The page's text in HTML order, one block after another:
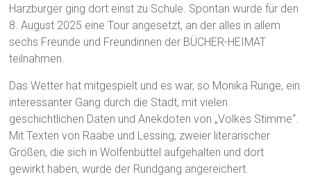
Harzburger ging dort einst zu Schule. Spontan wurde für den
8. August 2025 eine Tour angesetzt, an der alles in allem
sechs Freunde und Freundinnen der BÜCHER-HEIMAT
teilnahmen.
Das Wetter hat mitgespielt und es war, so Monika Runge, ein
interessanter Gang durch die Stadt, mit vielen
geschichtlichen Daten und Anekdoten von „Volkes Stimme“.
Mit Texten von Raabe und Lessing, zweier literarischer
Größen, die sich in Wolfenbüttel aufgehalten und dort
gewirkt haben, wurde der Rundgang angereichert.